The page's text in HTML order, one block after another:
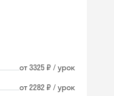
от 3325 ₽ / урок
от 2282 ₽ / урок